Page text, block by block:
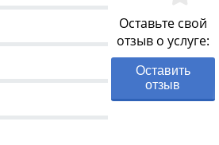
Оставьте свой
отзыв о услуге:
Оставить
отзыв